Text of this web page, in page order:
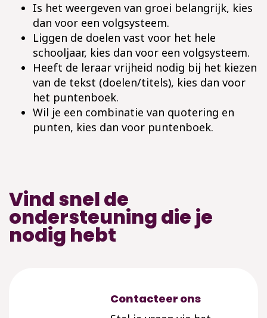
Is het weergeven van groei belangrijk, kies
dan voor een volgsysteem.
Liggen de doelen vast voor het hele
schooljaar, kies dan voor een volgsysteem.
Heeft de leraar vrijheid nodig bij het kiezen
van de tekst (doelen/titels), kies dan voor
het puntenboek.
Wil je een combinatie van quotering en
punten, kies dan voor puntenboek.
Vind snel de
ondersteuning die je
nodig hebt
Contacteer ons